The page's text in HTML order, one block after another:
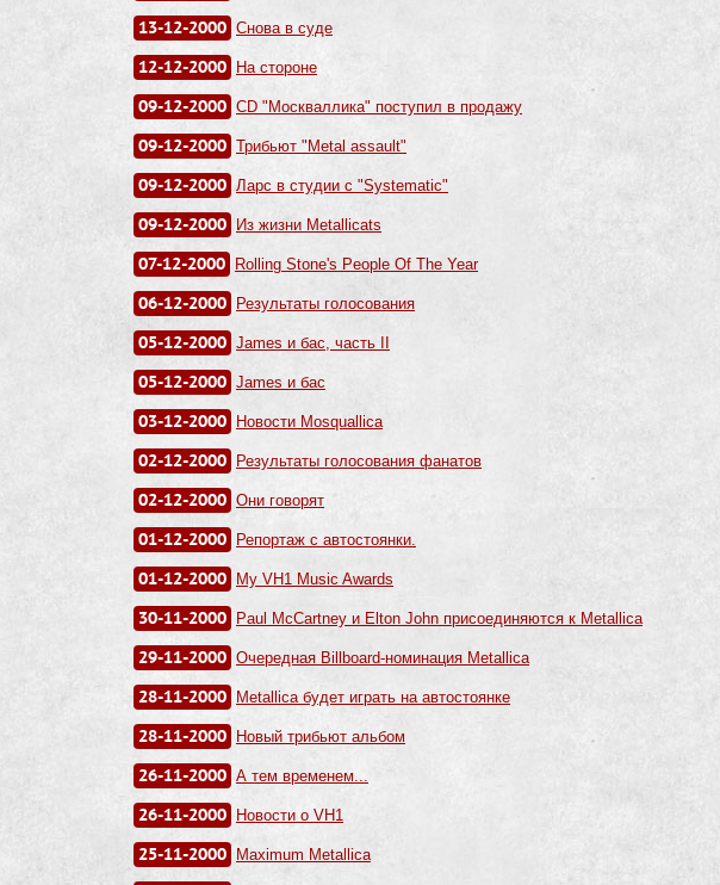
13-12-2000 Снова в суде
12-12-2000 Hа стороне
09-12-2000 CD "Москваллика" поступил в продажу
09-12-2000 Трибьют "Metal assault"
09-12-2000 Ларс в студии с "Systematic"
09-12-2000 Из жизни Metallicats
07-12-2000 Rolling Stone's People Of The Year
06-12-2000 Результаты голосования
05-12-2000 James и бас, часть II
05-12-2000 James и бас
03-12-2000 Новости Mosquallica
02-12-2000 Результаты голосования фанатов
02-12-2000 Они говорят
01-12-2000 Репортаж с автостоянки.
01-12-2000 My VH1 Music Awards
30-11-2000 Paul McCartney и Elton John присоединяются к Metallica
29-11-2000 Очередная Billboard-номинация Metallica
28-11-2000 Metallica будет играть на автостоянке
28-11-2000 Новый трибьют альбом
26-11-2000 А тем временем...
26-11-2000 Новости о VH1
25-11-2000 Maximum Metallica